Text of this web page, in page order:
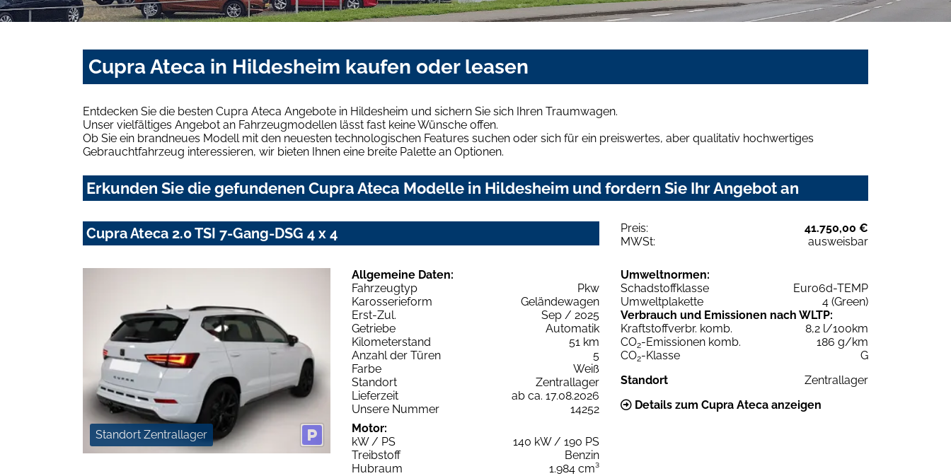
Cupra Ateca in Hildesheim kaufen oder leasen
Entdecken Sie die besten Cupra Ateca Angebote in Hildesheim und sichern Sie sich Ihren Traumwagen.
Unser vielfältiges Angebot an Fahrzeugmodellen lässt fast keine Wünsche offen.
Ob Sie ein brandneues Modell mit den neuesten technologischen Features suchen oder sich für ein preiswertes, aber qualitativ hochwertiges
Gebrauchtfahrzeug interessieren, wir bieten Ihnen eine breite Palette an Optionen.
Erkunden Sie die gefundenen Cupra Ateca Modelle in Hildesheim und fordern Sie Ihr Angebot an
Cupra Ateca 2.0 TSI 7-Gang-DSG 4 x 4 Preis:
41.750,00 €
MWSt:
ausweisbar
Standort Zentrallager
Allgemeine Daten:
Fahrzeugtyp
Pkw
Karosserieform
Geländewagen
Erst-Zul.
Sep / 2025
Getriebe
Automatik
Kilometerstand
51 km
Anzahl der Türen
5
Farbe
Weiß
Standort
Zentrallager
Lieferzeit
ab ca. 17.08.2026
Unsere Nummer
14252
Motor:
kW / PS
140 kW / 190 PS
Treibstoff
Benzin
Hubraum
1.984 cm³
Umweltnormen:
Schadstoffklasse
Euro6d-TEMP
Umweltplakette
4 (Green)
Verbrauch und Emissionen nach WLTP:
Kraftstoffverbr. komb.
8,2 l/100km
CO2-Emissionen komb.
186 g/km
CO2-Klasse
G
Standort
Zentrallager
Details zum Cupra Ateca anzeigen